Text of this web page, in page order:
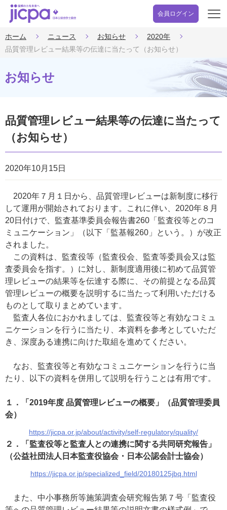
会員ログイン
開
ホーム ニュース お知らせ
2020年
品質管理レビュー結果等の伝達に当たって（お知らせ）
お知らせ
品質管理レビュー結果等の伝達に当たって
（お知らせ）
2020年10月15日
2020年７月１日から、品質管理レビューは新制度に移行
して運用が開始されております。これに伴い、2020年８月
20日付けで、監査基準委員会報告書260「監査役等とのコ
ミュニケーション」（以下「監基報260」という。）が改正
されました。
この資料は、監査役等（監査役会、監査等委員会又は監
査委員会を指す。）に対し、新制度適用後に初めて品質管
理レビューの結果等を伝達する際に、その前提となる品質
管理レビューの概要を説明するに当たって利用いただける
ものとして取りまとめています。
監査人各位におかれましては、監査役等と有効なコミュ
ニケーションを行うに当たり、本資料を参考としていただ
き、深度ある連携に向けた取組を進めてください。
なお、監査役等と有効なコミュニケーションを行うに当
たり、以下の資料を併用して説明を行うことは有用です。
１．「2019年度 品質管理レビューの概要」（品質管理委員
会）
https://jicpa.or.jp/about/activity/self-regulatory/quality/
２．「監査役等と監査人との連携に関する共同研究報告」
（公益社団法人日本監査役協会・日本公認会計士協会）
https://jicpa.or.jp/specialized_field/20180125jbq.html
また、中小事務所等施策調査会研究報告第７号「監査役